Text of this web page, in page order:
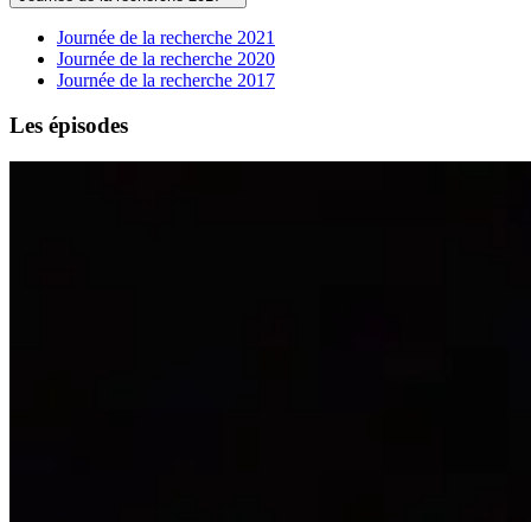
Journée de la recherche 2021
Journée de la recherche 2020
Journée de la recherche 2017
Les épisodes